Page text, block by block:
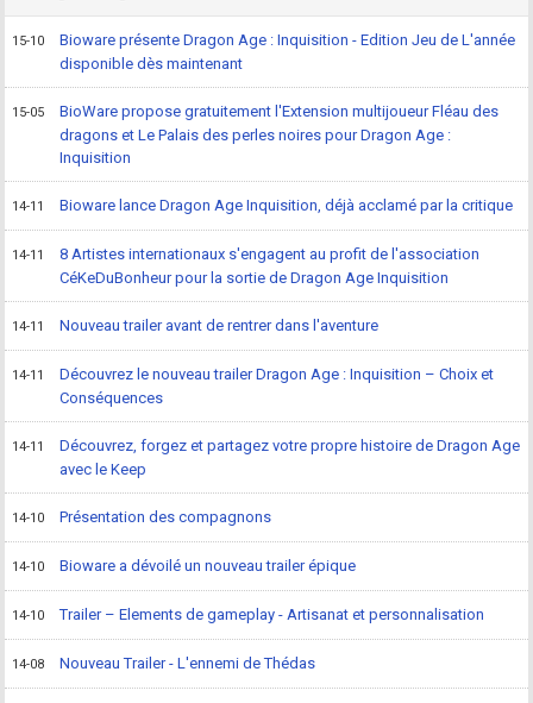
15-10
Bioware présente Dragon Age : Inquisition - Edition Jeu de L'année
disponible dès maintenant
15-05
BioWare propose gratuitement l'Extension multijoueur Fléau des
dragons et Le Palais des perles noires pour Dragon Age :
Inquisition
14-11 Bioware lance Dragon Age Inquisition, déjà acclamé par la critique
14-11
8 Artistes internationaux s'engagent au profit de l'association
CéKeDuBonheur pour la sortie de Dragon Age Inquisition
14-11 Nouveau trailer avant de rentrer dans l'aventure
14-11
Découvrez le nouveau trailer Dragon Age : Inquisition – Choix et
Conséquences
14-11
Découvrez, forgez et partagez votre propre histoire de Dragon Age
avec le Keep
14-10 Présentation des compagnons
14-10 Bioware a dévoilé un nouveau trailer épique
14-10 Trailer – Elements de gameplay - Artisanat et personnalisation
14-08 Nouveau Trailer - L'ennemi de Thédas